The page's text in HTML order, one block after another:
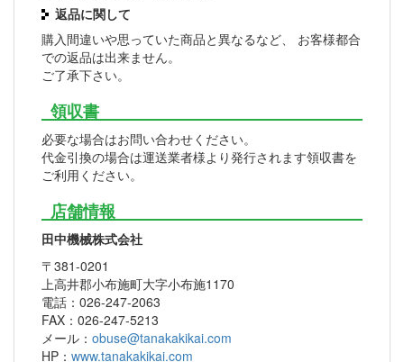
返品に関して
購入間違いや思っていた商品と異なるなど、 お客様都合
での返品は出来ません。
ご了承下さい。
領収書
必要な場合はお問い合わせください。
代金引換の場合は運送業者様より発行されます領収書を
ご利用ください。
店舗情報
田中機械株式会社
〒381-0201
上高井郡小布施町大字小布施1170
電話：026-247-2063
FAX：026-247-5213
メール： obuse@tanakakikai.com
HP： www.tanakakikai.com